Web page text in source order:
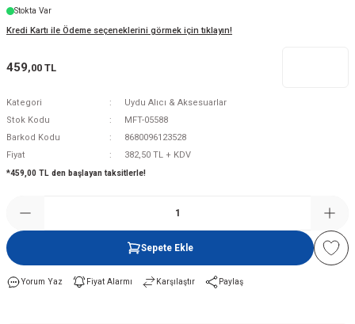
Stokta Var
Kredi Kartı ile Ödeme seçeneklerini görmek için tıklayın!
459,00 TL
Kategori
Uydu Alıcı & Aksesuarlar
Stok Kodu
MFT-05588
Barkod Kodu
8680096123528
Fiyat
382,50 TL + KDV
*459,00 TL den başlayan taksitlerle!
Sepete Ekle
Yorum Yaz Fiyat Alarmı Karşılaştır Paylaş